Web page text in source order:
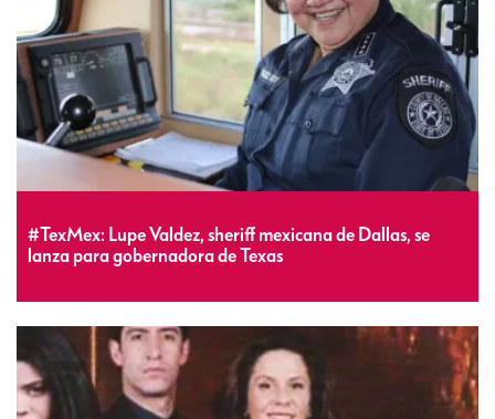
#TexMex: Lupe Valdez, sheriff mexicana de Dallas, se
lanza para gobernadora de Texas